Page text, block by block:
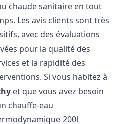
chaude sanitaire en tout
Les avis clients sont très
avec des évaluations
pour la qualité des
et la rapidité des
Si vous habitez à
et que vous avez besoin
chauffe-eau
200l